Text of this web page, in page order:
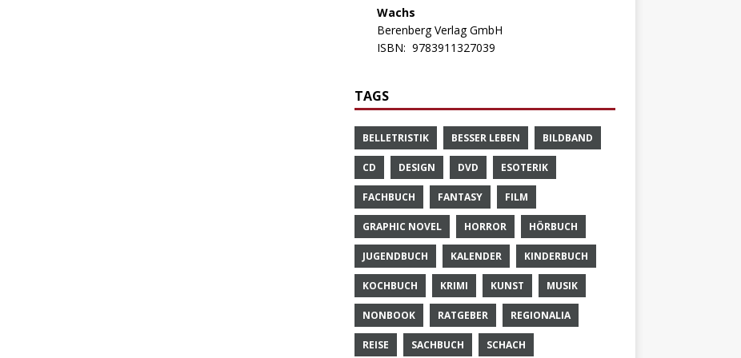
Wachs
Berenberg Verlag GmbH
ISBN: 9783911327039
TAGS
BELLETRISTIK BESSER LEBEN BILDBAND
CD DESIGN DVD ESOTERIK
FACHBUCH FANTASY FILM
GRAPHIC NOVEL HORROR HÖRBUCH
JUGENDBUCH KALENDER KINDERBUCH
KOCHBUCH KRIMI KUNST MUSIK
NONBOOK RATGEBER REGIONALIA
REISE SACHBUCH SCHACH